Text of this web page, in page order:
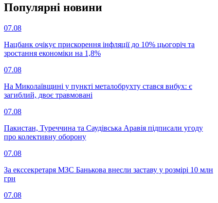
Популярнi новини
07.08
Нацбанк очікує прискорення інфляції до 10% цьогоріч та
зростання економіки на 1,8%
07.08
На Миколаївщині у пункті металобрухту стався вибух: є
загиблий, двоє травмовані
07.08
Пакистан, Туреччина та Саудівська Аравія підписали угоду
про колективну оборону
07.08
За екссекретаря МЗС Банькова внесли заставу у розмірі 10 млн
грн
07.08